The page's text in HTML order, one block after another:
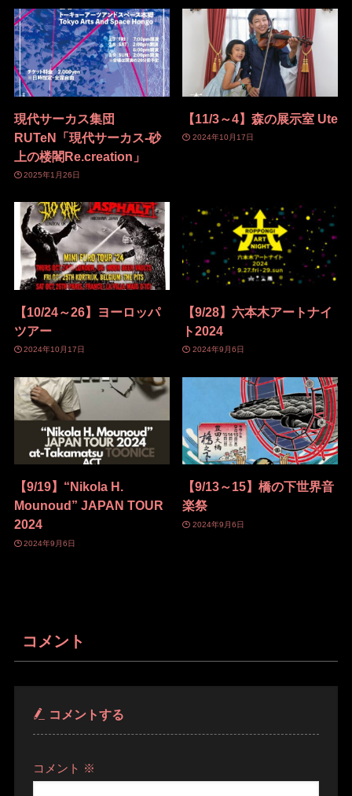
現代サーカス集団
RUTeN「現代サーカス-砂
上の楼閣Re.creation」
2025年1月26日
【11/3～4】森の展示室 Ute
2024年10月17日
【10/24～26】ヨーロッパ
ツアー
2024年10月17日
【9/28】六本木アートナイ
ト2024
2024年9月6日
【9/19】“Nikola H.
Mounoud” JAPAN TOUR
2024
2024年9月6日
【9/13～15】橋の下世界音
楽祭
2024年9月6日
コメント
コメントする
コメント ※